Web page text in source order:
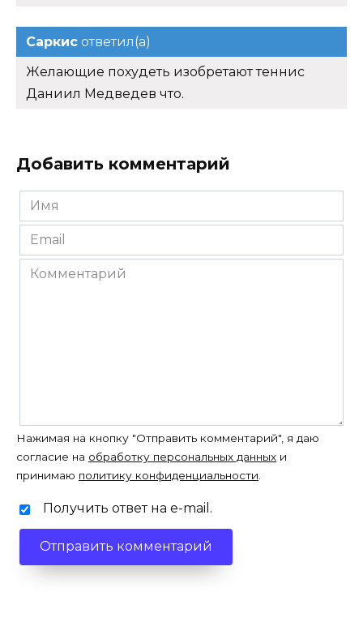
Саркис ответил(а)
Желающие похудеть изобретают теннис
Даниил Медведев что.
Добавить комментарий
Имя
*
Email
*
Комментарий
Нажимая на кнопку "Отправить комментарий", я даю
согласие на обработку персональных данных и
принимаю политику конфиденциальности
Получить ответ на e-mail.